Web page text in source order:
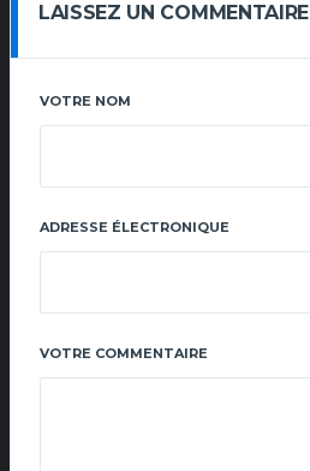
LAISSEZ UN COMMENTAIRE
VOTRE NOM
ADRESSE ÉLECTRONIQUE
VOTRE COMMENTAIRE